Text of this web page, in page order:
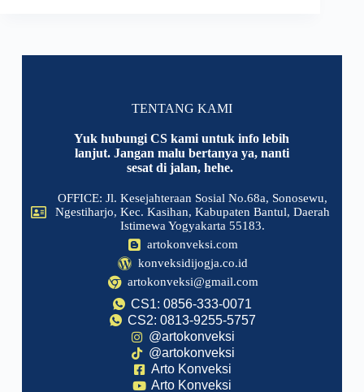
TENTANG KAMI
Yuk hubungi CS kami untuk info lebih
lanjut. Jangan malu bertanya ya, nanti
sesat di jalan, hehe.
OFFICE: Jl. Kesejahteraan Sosial No.68a, Sonosewu,
Ngestiharjo, Kec. Kasihan, Kabupaten Bantul, Daerah
Istimewa Yogyakarta 55183.
artokonveksi.com
konveksidijogja.co.id
artokonveksi@gmail.com
CS1: 0856-333-0071
CS2: 0813-9255-5757
@artokonveksi
@artokonveksi
Arto Konveksi
Arto Konveksi